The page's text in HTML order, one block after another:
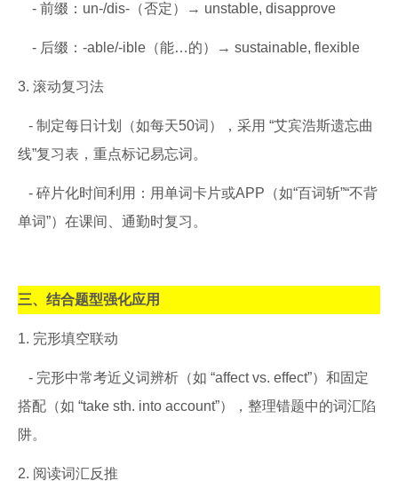
- 前缀：un-/dis-（否定）→ unstable, disapprove
- 后缀：-able/-ible（能…的）→ sustainable, flexible
3. 滚动复习法
- 制定每日计划（如每天50词），采用 “艾宾浩斯遗忘曲
线”复习表，重点标记易忘词。
- 碎片化时间利用：用单词卡片或APP（如“百词斩”“不背
单词”）在课间、通勤时复习。
三、结合题型强化应用
1. 完形填空联动
- 完形中常考近义词辨析（如 “affect vs. effect”）和固定
搭配（如 “take sth. into account”），整理错题中的词汇陷
阱。
2. 阅读词汇反推